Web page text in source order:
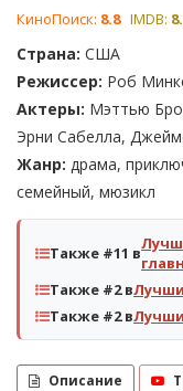
КиноПоиск: 8.8 IMDB:
Страна: США
Режиссер: Роб
Актеры: Мэттью
Эрни Сабелла,
Жанр: драма,
семейный, мюзикл
Также #11 в
Также #2 в
Также #2 в
Описание